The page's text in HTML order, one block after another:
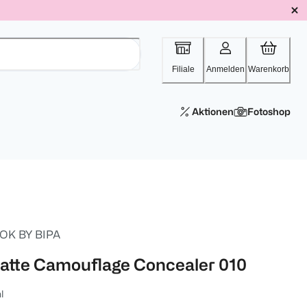
Filiale Anmelden Warenkorb
Aktionen Fotoshop
BY BIPA
Camouflage Concealer 010